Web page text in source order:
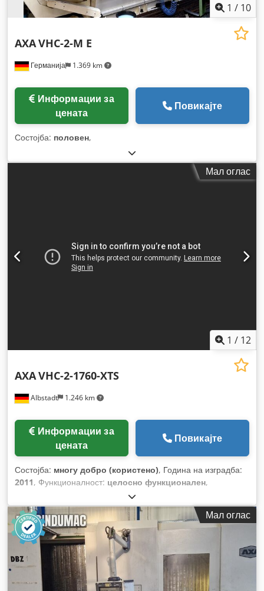
1 / 10
Германија 1.369 km
AXAVHC-2-M E
цената
Повикајте
Состојба: половен,
Мал оглас
1 / 12
Albstadt 1.246 km
AXAVHC-2-1760-XTS
цената
Повикајте
Состојба: многу добро (користено), Година на изградба:
2011, Функционалност: целосно функционален,
Мал оглас